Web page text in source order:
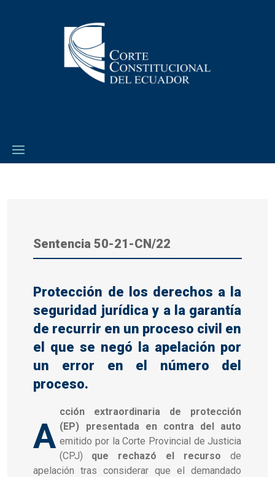
Sentencia 50-21-CN/22
Protección de los derechos a la
seguridad jurídica y a la garantía
de recurrir en un proceso civil en
el que se negó la apelación por
un error en el número del
proceso.
A
cción extraordinaria de protección
(EP) presentada en contra del auto
emitido por la Corte Provincial de Justicia
(CPJ) que rechazó el recurso de
apelación tras considerar que el demandado